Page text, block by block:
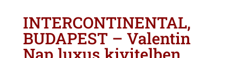
INTERCONTINENTAL,
BUDAPEST – Valentin
Nap luxus kivitelben